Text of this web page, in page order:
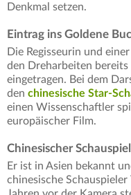
Denkmal setzen.
Eintrag ins Goldene
Die Regisseurin und
den Dreharbeiten
eingetragen. Bei dem
den chinesische Star-
einen Wissenschaftler
europäischer Film.
Chinesischer
Er ist in Asien bekannt
chinesische